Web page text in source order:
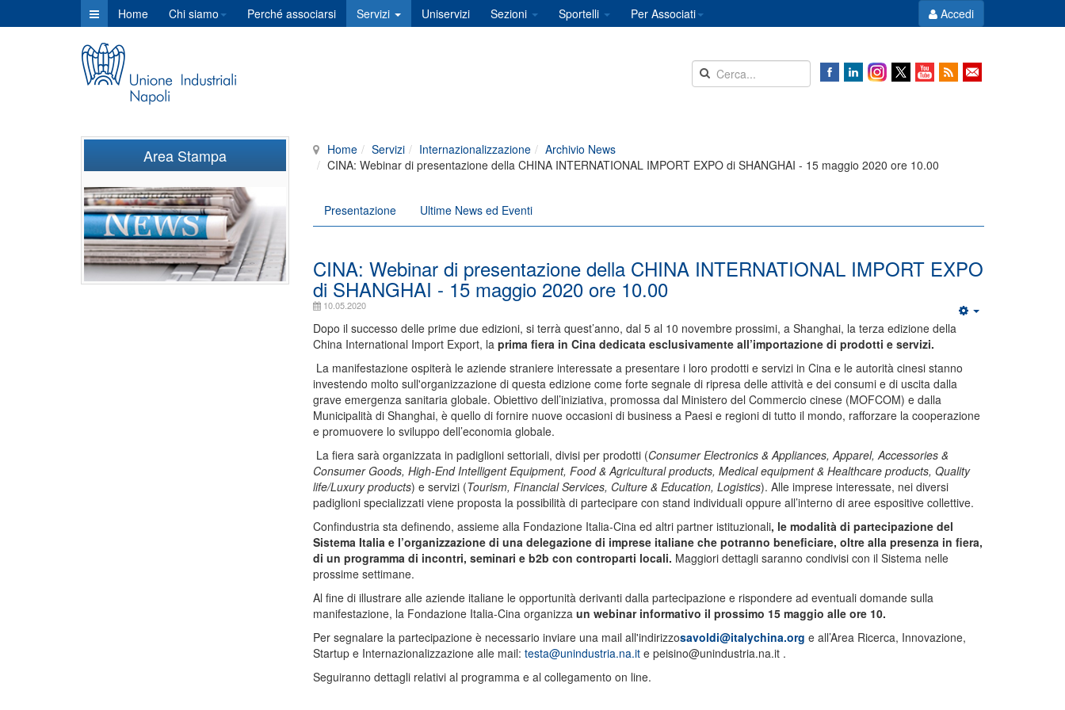
Home Chi siamo Perché associarsi Servizi Uniservizi Sezioni Sportelli Per Associati Accedi
Home Servizi Internazionalizzazione
Archivio News
CINA: Webinar di presentazione della CHINA INTERNATIONAL IMPORT EXPO di SHANGHAI - 15 maggio 2020 ore 10.00
Presentazione Ultime News ed Eventi
CINA: Webinar di presentazione della CHINA INTERNATIONAL IMPORT EXPO
di SHANGHAI - 15 maggio 2020 ore 10.00
10.05.2020
Dopo il successo delle prime due edizioni, si terrà quest’anno, dal 5 al 10 novembre prossimi, a Shanghai, la terza edizione della
China International Import Export, la prima fiera in Cina dedicata esclusivamente all’importazione di prodotti e servizi.
La manifestazione ospiterà le aziende straniere interessate a presentare i loro prodotti e servizi in Cina e le autorità cinesi stanno
investendo molto sull'organizzazione di questa edizione come forte segnale di ripresa delle attività e dei consumi e di uscita dalla
grave emergenza sanitaria globale. Obiettivo dell’iniziativa, promossa dal Ministero del Commercio cinese (MOFCOM) e dalla
Municipalità di Shanghai, è quello di fornire nuove occasioni di business a Paesi e regioni di tutto il mondo, rafforzare la cooperazione
e promuovere lo sviluppo dell’economia globale.
La fiera sarà organizzata in padiglioni settoriali, divisi per prodotti (Consumer Electronics & Appliances, Apparel, Accessories &
Consumer Goods, High-End Intelligent Equipment, Food & Agricultural products, Medical equipment & Healthcare products, Quality
life/Luxury products) e servizi (Tourism, Financial Services, Culture & Education, Logistics). Alle imprese interessate, nei diversi
padiglioni specializzati viene proposta la possibilità di partecipare con stand individuali oppure all’interno di aree espositive collettive.
Confindustria sta definendo, assieme alla Fondazione Italia-Cina ed altri partner istituzionali, le modalità di partecipazione del
Sistema Italia e l’organizzazione di una delegazione di imprese italiane che potranno beneficiare, oltre alla presenza in fiera,
di un programma di incontri, seminari e b2b con controparti locali. Maggiori dettagli saranno condivisi con il Sistema nelle
prossime settimane.
Al fine di illustrare alle aziende italiane le opportunità derivanti dalla partecipazione e rispondere ad eventuali domande sulla
manifestazione, la Fondazione Italia-Cina organizza un webinar informativo il prossimo 15 maggio alle ore 10.
Per segnalare la partecipazione è necessario inviare una mail all'indirizzosavoldi@italychina.org e all’Area Ricerca, Innovazione,
Startup e Internazionalizzazione alle mail: testa@unindustria.na.ite peisino@unindustria.na.it .
Seguiranno dettagli relativi al programma e al collegamento on line.
Area Stampa